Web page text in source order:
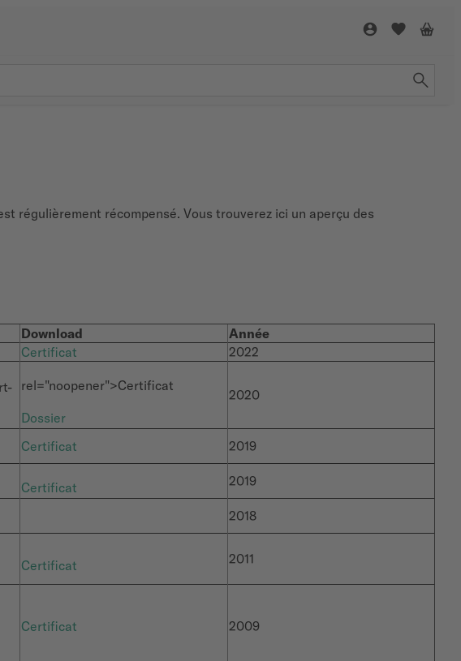
régulièrement récompensé. Vous trouverez ici un aperçu des
Download
Année
Certificat 2022
rel="noopener">Certificat
Dossier
2020
Certificat 2019
Certificat 2019
2018
Certificat 2011
Certificat 2009